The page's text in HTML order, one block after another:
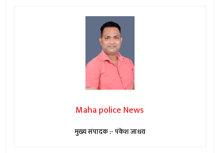
Maha police News
मुख्य संपादक :- पंकेश जाधव